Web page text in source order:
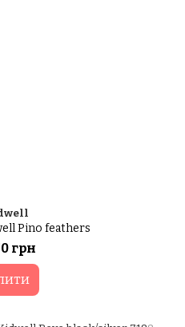
Pino feathers
грн